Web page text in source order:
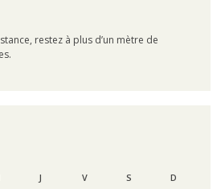
restez à plus d’un mètre de
J V S D